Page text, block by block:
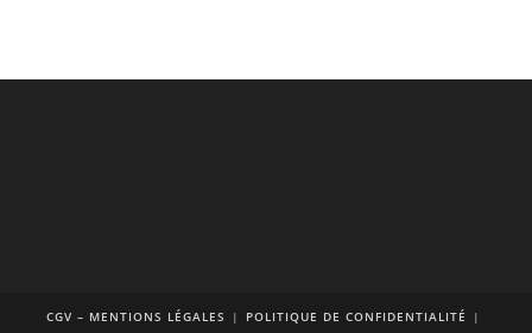
CGV – MENTIONS LÉGALES
POLITIQUE DE CONFIDENTIALITÉ